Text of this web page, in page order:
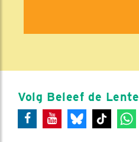
Volg Beleef de Lente